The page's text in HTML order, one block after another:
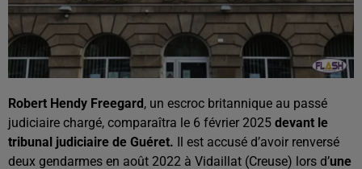
Robert Hendy Freegard, un escroc britannique au passé
judiciaire chargé, comparaîtra le 6 février 2025 devant le
tribunal judiciaire de Guéret. Il est accusé d’avoir renversé
deux gendarmes en août 2022 à Vidaillat (Creuse) lors d’une